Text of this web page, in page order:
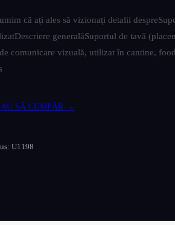
că ați ales să vizionați detalii
generalăSuportul de tavă
comunicare vizuală, utilizat în cantine,
SĂ CUMPĂR →
U1198